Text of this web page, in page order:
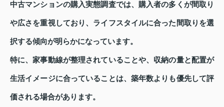
中古マンションの購入実態調査では、購入者の多くが間取り
や広さを重視しており、ライフスタイルに合った間取りを選
択する傾向が明らかになっています。
特に、家事動線が整理されていることや、収納の量と配置が
生活イメージに合っていることは、築年数よりも優先して評
価される場合があります。